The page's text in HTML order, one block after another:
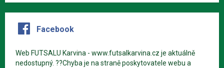
Facebook
Web FUTSALU Karvina - www.futsalkarvina.cz je aktuálně
nedostupný. ??Chyba je na straně poskytovatele webu a